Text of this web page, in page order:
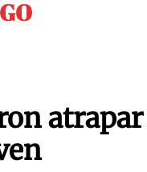
atrapar